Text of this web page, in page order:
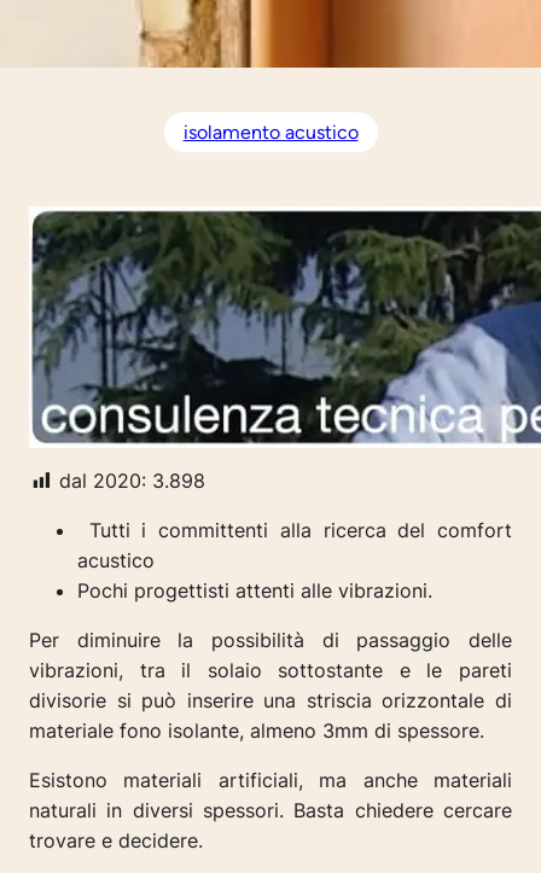
isolamento acustico
dal 2020: 3.898
Tutti i committenti alla ricerca del comfort
acustico
Pochi progettisti attenti alle vibrazioni.
Per diminuire la possibilità di passaggio delle
vibrazioni, tra il solaio sottostante e le pareti
divisorie si può inserire una striscia orizzontale di
materiale fono isolante, almeno 3mm di spessore.
Esistono materiali artificiali, ma anche materiali
naturali in diversi spessori. Basta chiedere cercare
trovare e decidere.